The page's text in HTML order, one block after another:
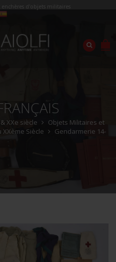
enchères d'objets militaires
XXe siècle
Objets Militaires et
Siècle
Gendarmerie 14-